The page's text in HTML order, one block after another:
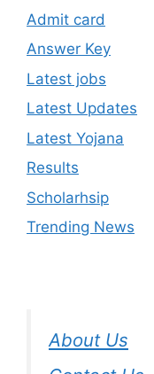
Admit card
Answer Key
Latest jobs
Latest Updates
Latest Yojana
Results
Scholarhsip
Trending News
About Us